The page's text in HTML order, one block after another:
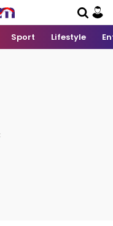
Sport Lifestyle